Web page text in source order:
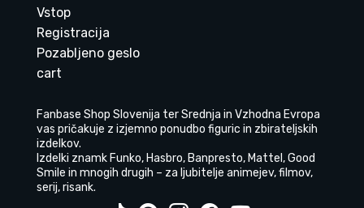
Vstop
Registracija
Pozabljeno geslo
cart
Fanbase Shop Slovenija ter Srednja in Vzhodna Evropa
vas pričakuje z izjemno ponudbo figuric in zbirateljskih
izdelkov.
Izdelki znamk Funko, Hasbro, Banpresto, Mattel, Good
Smile in mnogih drugih – za ljubitelje animejev, filmov,
serij, risank.